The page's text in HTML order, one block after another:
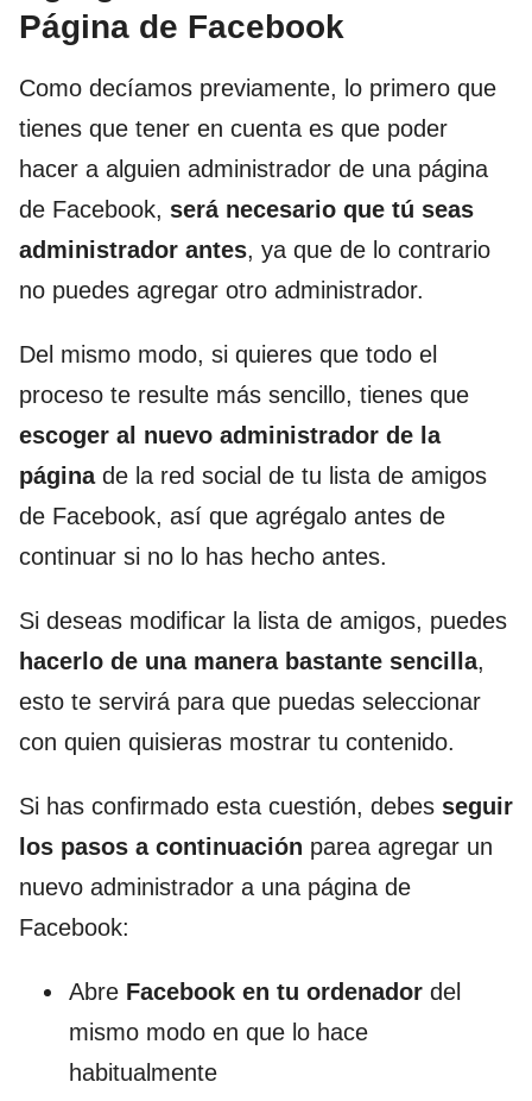
Página de Facebook
Como decíamos previamente, lo primero que
tienes que tener en cuenta es que poder
hacer a alguien administrador de una página
de Facebook, será necesario que tú seas
administrador antes, ya que de lo contrario
no puedes agregar otro administrador.
Del mismo modo, si quieres que todo el
proceso te resulte más sencillo, tienes que
escoger al nuevo administrador de la
páginade la red social de tu lista de amigos
de Facebook, así que agrégalo antes de
continuar si no lo has hecho antes.
Si deseas modificar la lista de amigos, puedes
hacerlo de una manera bastante sencilla,
esto te servirá para que puedas seleccionar
con quien quisieras mostrar tu contenido.
Si has confirmado esta cuestión, debes seguir
los pasos a continuación parea agregar un
nuevo administrador a una página de
Facebook:
Abre Facebook en tu ordenador del
mismo modo en que lo hace
habitualmente